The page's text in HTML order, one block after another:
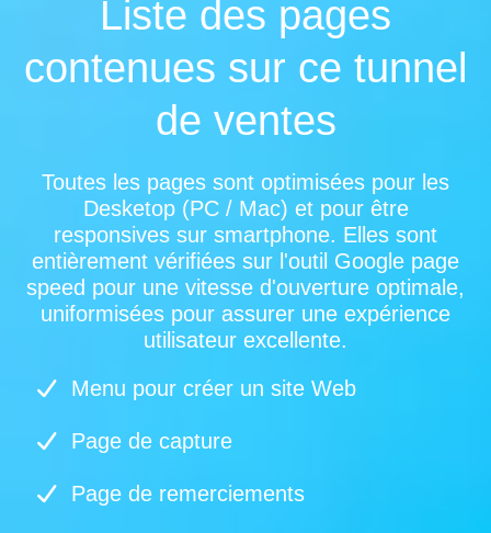
Liste des pages
contenues sur ce tunnel
de ventes
Toutes les pages sont optimisées pour les
Desketop (PC / Mac) et pour être
responsives sur smartphone. Elles sont
entièrement vérifiées sur l'outil Google page
speed pour une vitesse d'ouverture optimale,
uniformisées pour assurer une expérience
utilisateur excellente.
Menu pour créer un site Web
Page de capture
Page de remerciements